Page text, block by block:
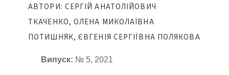
АВТОРИ: СЕРГІЙ АНАТОЛІЙОВИЧ
ТКАЧЕНКО, ОЛЕНА МИКОЛАЇВНА
ПОТИШНЯК, ЄВГЕНІЯ СЕРГІЇВНА ПОЛЯКОВА
Випуск: № 5, 2021